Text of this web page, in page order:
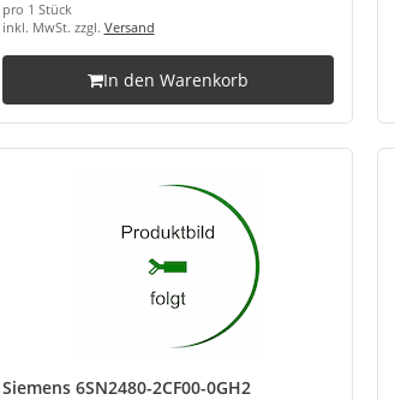
pro 1 Stück
inkl. MwSt. zzgl. Versand
In den Warenkorb
Siemens 6SN2480-2CF00-0GH2